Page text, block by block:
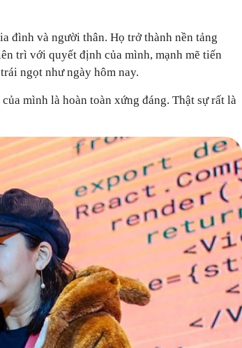
đình và người thân. Họ trở thành nền tảng
trì với quyết định của mình, mạnh mẽ tiến
ngọt như ngày hôm nay.
mình là hoàn toàn xứng đáng. Thật sự rất là